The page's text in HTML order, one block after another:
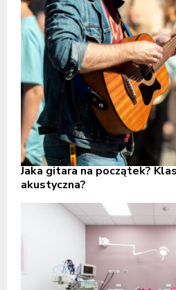
Jaka gitara na początek?
akustyczna?